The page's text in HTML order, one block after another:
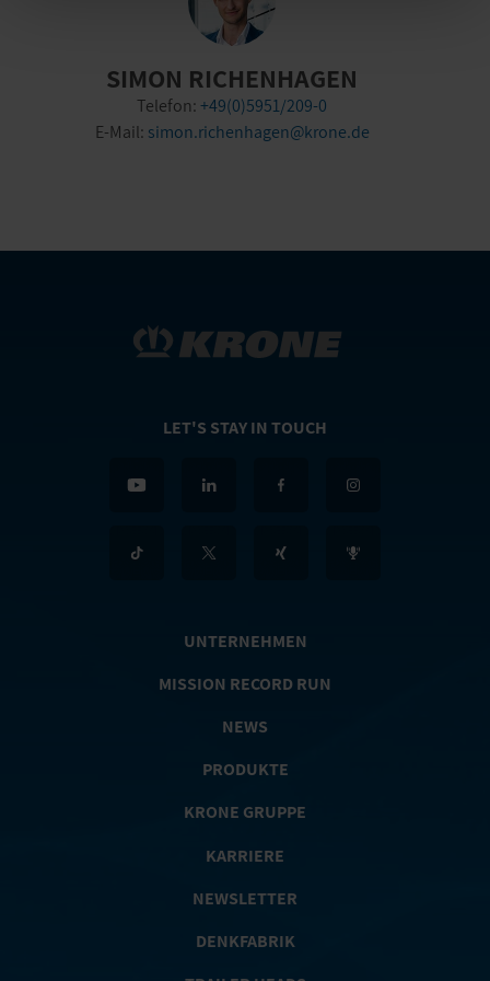
SIMON RICHENHAGEN
Telefon:+49(0)5951/209-0
E-Mail: simon.richenhagen@krone.de
LET'S STAY IN TOUCH
UNTERNEHMEN
MISSION RECORD RUN
NEWS
PRODUKTE
KRONE GRUPPE
KARRIERE
NEWSLETTER
DENKFABRIK